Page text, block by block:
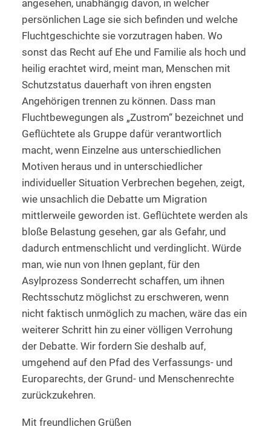
angesehen, unabhängig davon, in welcher
persönlichen Lage sie sich befinden und welche
Fluchtgeschichte sie vorzutragen haben. Wo
sonst das Recht auf Ehe und Familie als hoch und
heilig erachtet wird, meint man, Menschen mit
Schutzstatus dauerhaft von ihren engsten
Angehörigen trennen zu können. Dass man
Fluchtbewegungen als „Zustrom“ bezeichnet und
Geflüchtete als Gruppe dafür verantwortlich
macht, wenn Einzelne aus unterschiedlichen
Motiven heraus und in unterschiedlicher
individueller Situation Verbrechen begehen, zeigt,
wie unsachlich die Debatte um Migration
mittlerweile geworden ist. Geflüchtete werden als
bloße Belastung gesehen, gar als Gefahr, und
dadurch entmenschlicht und verdinglicht. Würde
man, wie nun von Ihnen geplant, für den
Asylprozess Sonderrecht schaffen, um ihnen
Rechtsschutz möglichst zu erschweren, wenn
nicht faktisch unmöglich zu machen, wäre das ein
weiterer Schritt hin zu einer völligen Verrohung
der Debatte. Wir fordern Sie deshalb auf,
umgehend auf den Pfad des Verfassungs- und
Europarechts, der Grund- und Menschenrechte
zurückzukehren.
Mit freundlichen Grüßen